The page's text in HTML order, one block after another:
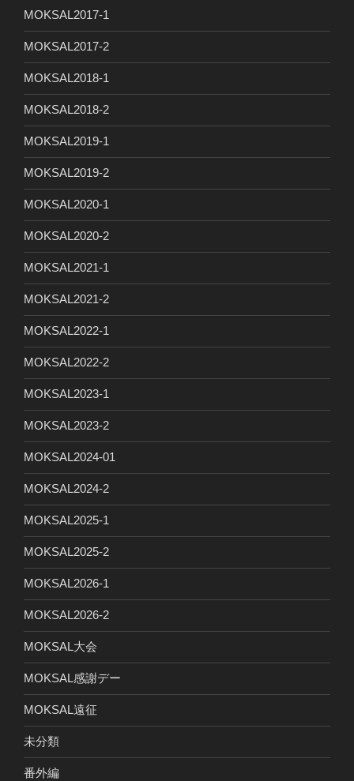
MOKSAL2017-1
MOKSAL2017-2
MOKSAL2018-1
MOKSAL2018-2
MOKSAL2019-1
MOKSAL2019-2
MOKSAL2020-1
MOKSAL2020-2
MOKSAL2021-1
MOKSAL2021-2
MOKSAL2022-1
MOKSAL2022-2
MOKSAL2023-1
MOKSAL2023-2
MOKSAL2024-01
MOKSAL2024-2
MOKSAL2025-1
MOKSAL2025-2
MOKSAL2026-1
MOKSAL2026-2
MOKSAL大会
MOKSAL感謝デー
MOKSAL遠征
未分類
番外編